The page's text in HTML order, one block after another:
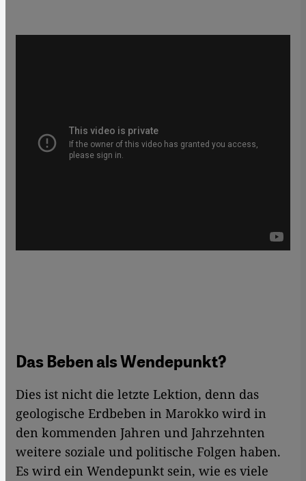
Das Beben als Wendepunkt?
Dies ist nicht die letzte Lektion, denn das
geologische Erdbeben in Marokko wird in
den kommenden Jahren und Jahrzehnten
weitere soziale und politische Folgen haben.
Es wird ein Wendepunkt sein, wie es viele